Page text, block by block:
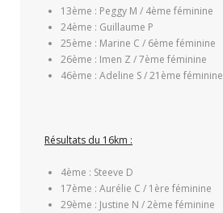
13ème : Peggy M / 4ème féminine
24ème : Guillaume P
25ème : Marine C / 6ème féminine
26ème : Imen Z / 7ème féminine
46ème : Adeline S / 21ème féminine
Résultats du 16km :
4ème : Steeve D
17ème : Aurélie C / 1ère féminine
29ème : Justine N / 2ème féminine